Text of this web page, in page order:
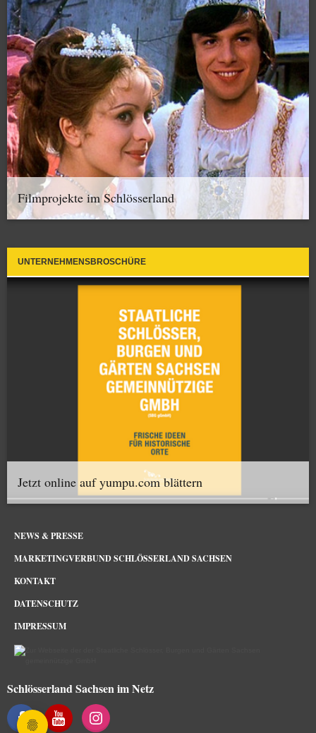
Filmprojekte im Schlösserland
UNTERNEHMENSBROSCHÜRE
Jetzt online auf yumpu.com blättern
NEWS & PRESSE
MARKETINGVERBUND SCHLÖSSERLAND SACHSEN
KONTAKT
DATENSCHUTZ
IMPRESSUM
Schlösserland Sachsen im Netz